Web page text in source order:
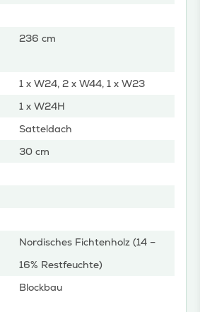
236 cm
1 x W24, 2 x W44, 1 x W23
1 x W24H
Satteldach
30 cm
Nordisches Fichtenholz (14 –
16% Restfeuchte)
Blockbau